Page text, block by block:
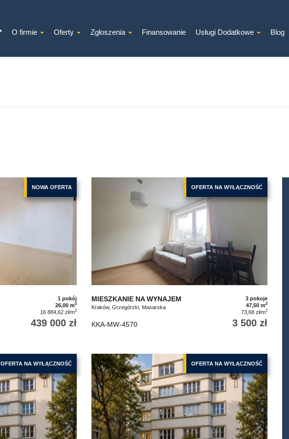
O firmie Oferty Zgłoszenia Finansowanie Usługi Dodatkowe Blog
NOWA OFERTA
1 pokój
26,00 m2
16 884,62 zł/m2
439 000 zł
OFERTA NA WYŁĄCZNOŚĆ
MIESZKANIE NA WYNAJEM
Kraków, Grzegórzki, Masarska
3 pokoje
47,50 m2
73,68 zł/m2
KKA-MW-4570 3 500 zł
OFERTA NA WYŁĄCZNOŚĆ OFERTA NA WYŁĄCZNOŚĆ